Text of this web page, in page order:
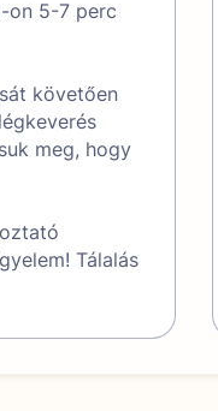
on 5-7 perc
követően
meg, hogy
Tálalás